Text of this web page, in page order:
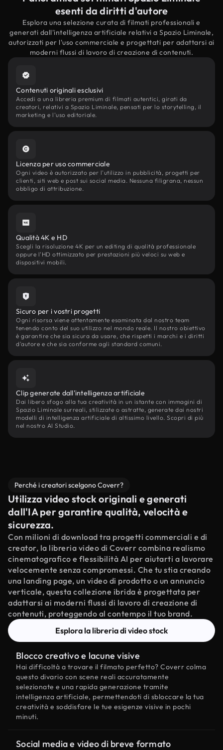
esenti da diritti d'autore
Esplora una selezione curata di filmati professionali e
generati dall'intelligenza artificiale relativi a Spazio Liminale,
autorizzati per l'uso commerciale e progettati per adattarsi ai
moderni flussi di lavoro di creazione di contenuti.
Contenuti originali esclusivi
Accedi a una libreria premium di filmati autentici, girati da
creatori, relativi a Spazio Liminale, pensati per lo storytelling, il
marketing e l'uso editoriale.
Licenza per uso commerciale
Ogni video è autorizzato per l'utilizzo in pubblicità, progetti per
clienti, siti web e post sui social media. Nessuna filigrana, nessun
obbligo di attribuzione.
Qualità 4K e HD
Scegli la risoluzione 4K per un editing di qualità professionale
oppure l'HD ottimizzato per prestazioni più veloci su web e
dispositivi mobili.
Sicuro per i vostri progetti
Ogni risorsa viene attentamente esaminata dal nostro team
tenendo conto del suo utilizzo nel mondo reale. Il nostro obiettivo
è garantire che sia sicura da usare, che rispetti i marchi e i diritti
d'autore e che sia conforme agli standard comuni.
Clip generate dall'intelligenza artificiale
Dai libero sfogo alla tua creatività in un istante con immagini di
Spazio Liminale surreali, stilizzate o astratte, generate dai nostri
modelli di intelligenza artificiale di altissimo livello. Scopri di più
nel nostro AI Studio.
Perché i creatori scelgono Coverr?
Utilizza video stock originali e generati
dall'IA per garantire qualità, velocità e
sicurezza.
Con milioni di download tra progetti commerciali e di
creator, la libreria video di Coverr combina realismo
cinematografico e flessibilità AI per aiutarti a lavorare
velocemente senza compromessi. Che tu stia creando
una landing page, un video di prodotto o un annuncio
verticale, questa collezione ibrida è progettata per
adattarsi ai moderni flussi di lavoro di creazione di
contenuti, proteggendo al contempo il tuo brand.
Esplora la libreria di video stock
Blocco creativo e lacune visive
Hai difficoltà a trovare il filmato perfetto? Coverr colma
questo divario con scene reali accuratamente
selezionate e una rapida generazione tramite
intelligenza artificiale, permettendoti di sbloccare la tua
creatività e soddisfare le tue esigenze visive in pochi
minuti.
Social media e video di breve formato